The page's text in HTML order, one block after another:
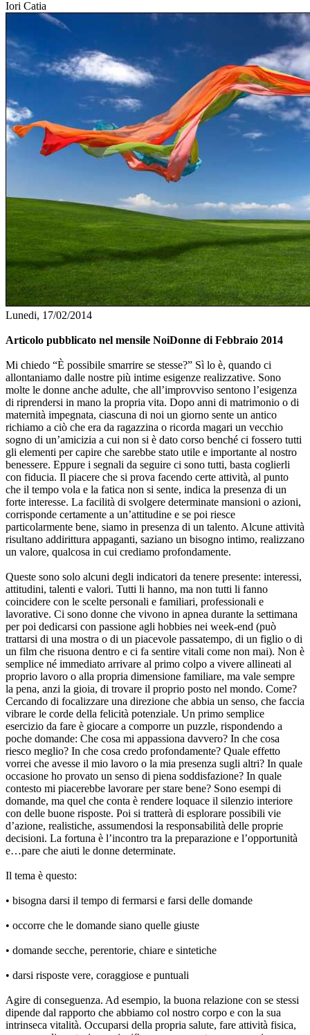
Iori Catia
Lunedi, 17/02/2014
Articolo pubblicato nel mensile NoiDonne di Febbraio 2014
Mi chiedo “È possibile smarrire se stesse?” Sì lo è, quando ci
allontaniamo dalle nostre più intime esigenze realizzative. Sono
molte le donne anche adulte, che all’improvviso sentono l’esigenza
di riprendersi in mano la propria vita. Dopo anni di matrimonio o di
maternità impegnata, ciascuna di noi un giorno sente un antico
richiamo a ciò che era da ragazzina o ricorda magari un vecchio
sogno di un’amicizia a cui non si è dato corso benché ci fossero tutti
gli elementi per capire che sarebbe stato utile e importante al nostro
benessere. Eppure i segnali da seguire ci sono tutti, basta coglierli
con fiducia. Il piacere che si prova facendo certe attività, al punto
che il tempo vola e la fatica non si sente, indica la presenza di un
forte interesse. La facilità di svolgere determinate mansioni o azioni,
corrisponde certamente a un’attitudine e se poi riesce
particolarmente bene, siamo in presenza di un talento. Alcune attività
risultano addirittura appaganti, saziano un bisogno intimo, realizzano
un valore, qualcosa in cui crediamo profondamente.
Queste sono solo alcuni degli indicatori da tenere presente: interessi,
attitudini, talenti e valori. Tutti li hanno, ma non tutti li fanno
coincidere con le scelte personali e familiari, professionali e
lavorative. Ci sono donne che vivono in apnea durante la settimana
per poi dedicarsi con passione agli hobbies nei week-end (può
trattarsi di una mostra o di un piacevole passatempo, di un figlio o di
un film che risuona dentro e ci fa sentire vitali come non mai). Non è
semplice né immediato arrivare al primo colpo a vivere allineati al
proprio lavoro o alla propria dimensione familiare, ma vale sempre
la pena, anzi la gioia, di trovare il proprio posto nel mondo. Come?
Cercando di focalizzare una direzione che abbia un senso, che faccia
vibrare le corde della felicità potenziale. Un primo semplice
esercizio da fare è giocare a comporre un puzzle, rispondendo a
poche domande: Che cosa mi appassiona davvero? In che cosa
riesco meglio? In che cosa credo profondamente? Quale effetto
vorrei che avesse il mio lavoro o la mia presenza sugli altri? In quale
occasione ho provato un senso di piena soddisfazione? In quale
contesto mi piacerebbe lavorare per stare bene? Sono esempi di
domande, ma quel che conta è rendere loquace il silenzio interiore
con delle buone risposte. Poi si tratterà di esplorare possibili vie
d’azione, realistiche, assumendosi la responsabilità delle proprie
decisioni. La fortuna è l’incontro tra la preparazione e l’opportunità
e…pare che aiuti le donne determinate.
Il tema è questo:
• bisogna darsi il tempo di fermarsi e farsi delle domande
• occorre che le domande siano quelle giuste
• domande secche, perentorie, chiare e sintetiche
• darsi risposte vere, coraggiose e puntuali
Agire di conseguenza. Ad esempio, la buona relazione con se stessi
dipende dal rapporto che abbiamo col nostro corpo e con la sua
intrinseca vitalità. Occuparsi della propria salute, fare attività fisica,